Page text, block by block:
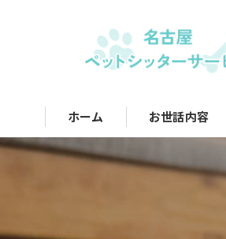
ホーム お世話内容